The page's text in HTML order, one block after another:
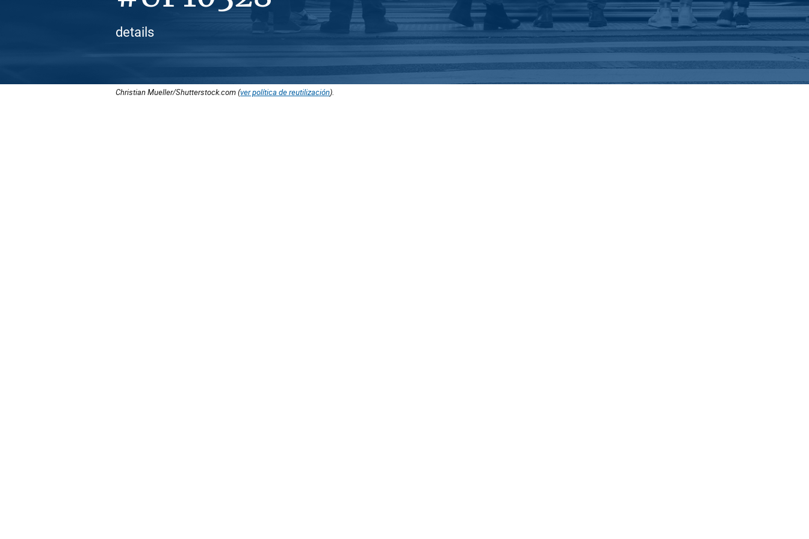
details
Christian Mueller/Shutterstock.com (ver política de reutilización).